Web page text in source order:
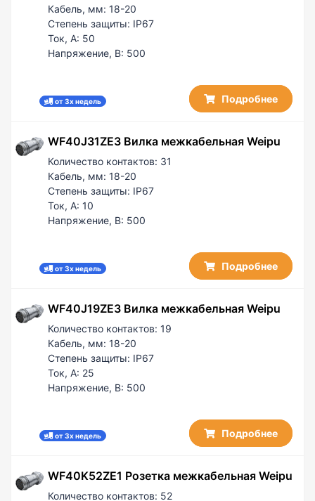
Кабель, мм: 18-20
Степень защиты: IP67
Ток, А: 50
Напряжение, В: 500
от 3х недель Подробнее
WF40J31ZE3 Вилка межкабельная Weipu
Количество контактов: 31
Кабель, мм: 18-20
Степень защиты: IP67
Ток, А: 10
Напряжение, В: 500
от 3х недель Подробнее
WF40J19ZE3 Вилка межкабельная Weipu
Количество контактов: 19
Кабель, мм: 18-20
Степень защиты: IP67
Ток, А: 25
Напряжение, В: 500
от 3х недель Подробнее
WF40K52ZE1 Розетка межкабельная Weipu
Количество контактов: 52